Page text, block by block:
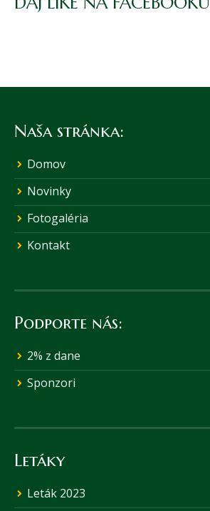
Naša stránka:
Domov
Novinky
Fotogaléria
Kontakt
Podporte nás:
2% z dane
Sponzori
Letáky
Leták 2023